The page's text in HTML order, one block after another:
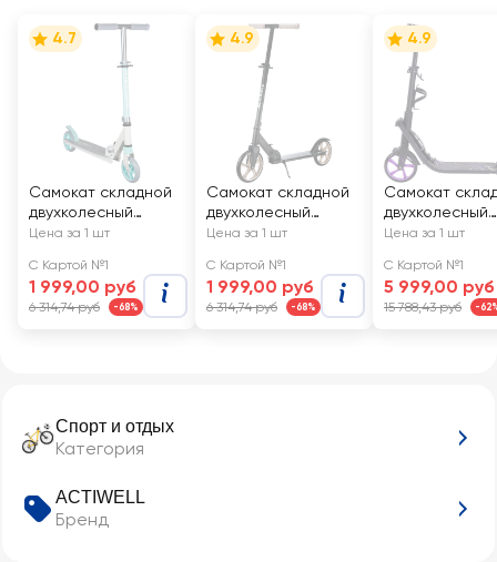
Спорт и отдых
Категория
ACTIWELL
Бренд
4.7
Самокат складной
двухколесный
ACTIWELL, Арт. ACT-
Цена за 1 шт
С Картой №1
1 999,00 руб
6 314,74 руб -68%
4.9
Самокат складной
двухколесный
ACTIWELL, Арт. ACT-
Цена за 1 шт
С Картой №1
1 999,00 руб
6 314,74 руб -68%
4.9
Самокат
двухколесный
ACTIWELL,
Цена за 1 шт
С Картой №1
5 999,00 руб
15 788,43 руб -